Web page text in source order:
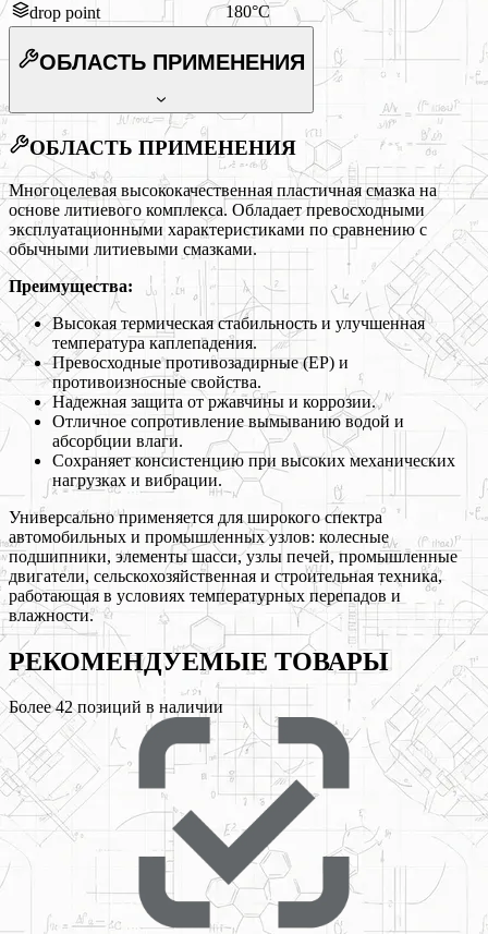
drop point
180°C
ОБЛАСТЬ ПРИМЕНЕНИЯ
ОБЛАСТЬ ПРИМЕНЕНИЯ
Многоцелевая высококачественная пластичная смазка на
основе литиевого комплекса. Обладает превосходными
эксплуатационными характеристиками по сравнению с
обычными литиевыми смазками.
Преимущества:
Высокая термическая стабильность и улучшенная
температура каплепадения.
Превосходные противозадирные (EP) и
противоизносные свойства.
Надежная защита от ржавчины и коррозии.
Отличное сопротивление вымыванию водой и
абсорбции влаги.
Сохраняет консистенцию при высоких механических
нагрузках и вибрации.
Универсально применяется для широкого спектра
автомобильных и промышленных узлов: колесные
подшипники, элементы шасси, узлы печей, промышленные
двигатели, сельскохозяйственная и строительная техника,
работающая в условиях температурных перепадов и
влажности.
РЕКОМЕНДУЕМЫЕ ТОВАРЫ
Более42позиций в наличии